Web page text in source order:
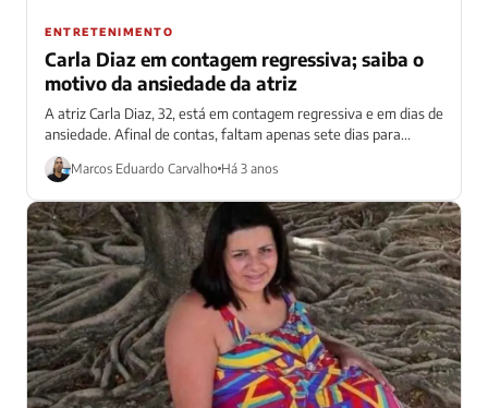
ENTRETENIMENTO
Carla Diaz em contagem regressiva; saiba o
motivo da ansiedade da atriz
A atriz Carla Diaz, 32, está em contagem regressiva e em dias de
ansiedade. Afinal de contas, faltam apenas sete dias para...
Marcos Eduardo Carvalho Há 3 anos